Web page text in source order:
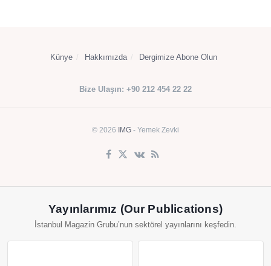
Künye Hakkımızda Dergimize Abone Olun
Bize Ulaşın: +90 212 454 22 22
© 2026 IMG - Yemek Zevki
Yayınlarımız (Our Publications)
İstanbul Magazin Grubu’nun sektörel yayınlarını keşfedin.